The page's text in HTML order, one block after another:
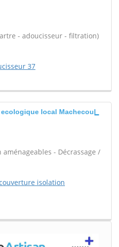
- adoucisseur - filtration)
37
local Machecoul
- Décrassage /
isolation